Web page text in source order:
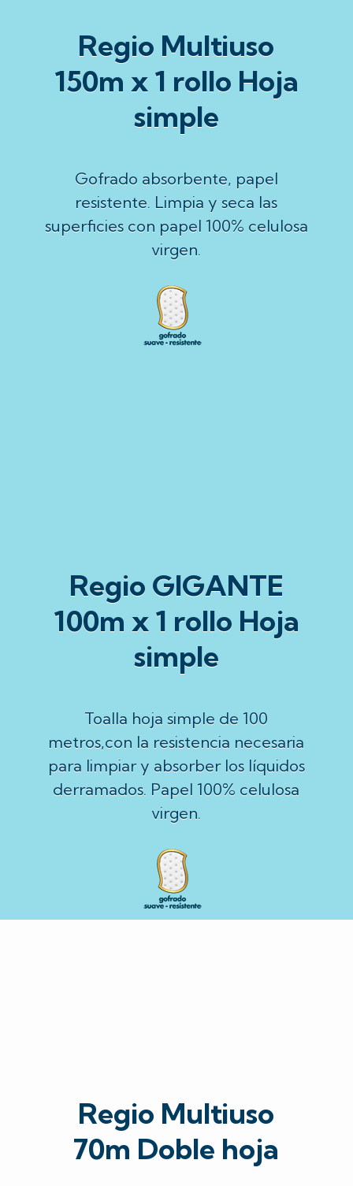
Regio Multiuso
150m x 1 rollo Hoja
simple
Gofrado absorbente, papel
resistente. Limpia y seca las
superficies con papel 100% celulosa
virgen.
Regio GIGANTE
100m x 1 rollo Hoja
simple
Toalla hoja simple de 100
metros,con la resistencia necesaria
para limpiar y absorber los líquidos
derramados. Papel 100% celulosa
virgen.
Regio Multiuso
70m Doble hoja